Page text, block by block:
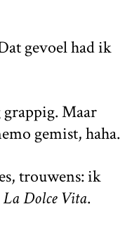
gevoel had ik
Maar
gemist, haha.
trouwens: ik
La Dolce Vita.